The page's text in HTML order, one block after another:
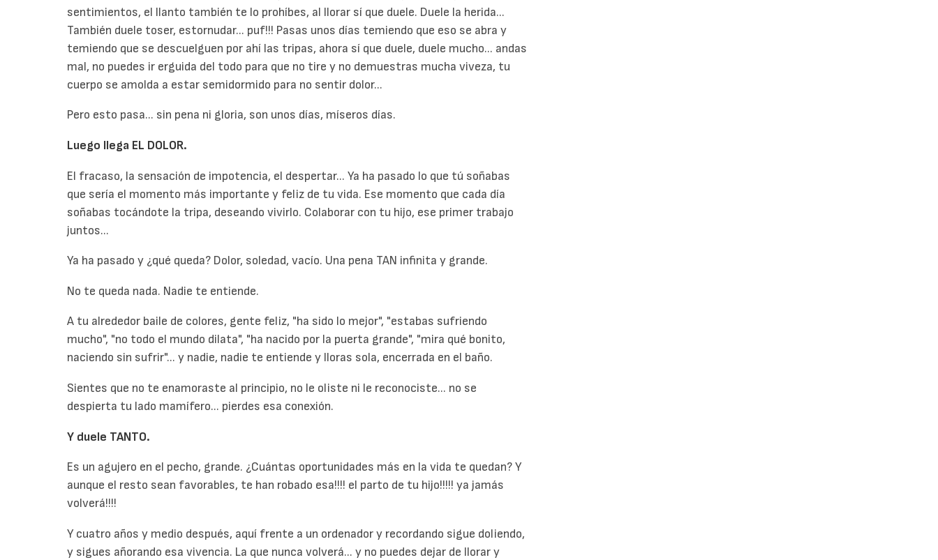
sentimientos, el llanto también te lo prohíbes, al llorar sí que duele. Duele la herida...
También duele toser, estornudar... puf!!! Pasas unos días temiendo que eso se abra y
temiendo que se descuelguen por ahí las tripas, ahora sí que duele, duele mucho... andas
mal, no puedes ir erguida del todo para que no tire y no demuestras mucha viveza, tu
cuerpo se amolda a estar semidormido para no sentir dolor...
Pero esto pasa... sin pena ni gloria, son unos días, míseros días.
Luego llega EL DOLOR.
El fracaso, la sensación de impotencia, el despertar... Ya ha pasado lo que tú soñabas
que sería el momento más importante y feliz de tu vida. Ese momento que cada día
soñabas tocándote la tripa, deseando vivirlo. Colaborar con tu hijo, ese primer trabajo
juntos...
Ya ha pasado y ¿qué queda? Dolor, soledad, vacío. Una pena TAN infinita y grande.
No te queda nada. Nadie te entiende.
A tu alrededor baile de colores, gente feliz, "ha sido lo mejor", "estabas sufriendo
mucho", "no todo el mundo dilata", "ha nacido por la puerta grande", "mira qué bonito,
naciendo sin sufrir"... y nadie, nadie te entiende y lloras sola, encerrada en el baño.
Sientes que no te enamoraste al principio, no le oliste ni le reconociste... no se
despierta tu lado mamífero... pierdes esa conexión.
Y duele TANTO.
Es un agujero en el pecho, grande. ¿Cuántas oportunidades más en la vida te quedan? Y
aunque el resto sean favorables, te han robado esa!!!! el parto de tu hijo!!!!! ya jamás
volverá!!!!
Y cuatro años y medio después, aquí frente a un ordenador y recordando sigue doliendo,
y sigues añorando esa vivencia. La que nunca volverá... y no puedes dejar de llorar y